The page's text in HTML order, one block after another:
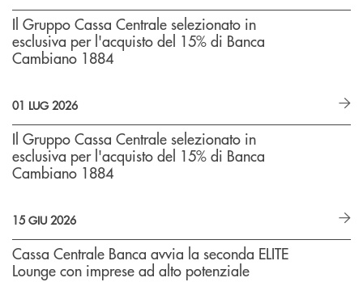
Il Gruppo Cassa Centrale selezionato in
esclusiva per l'acquisto del 15% di Banca
Cambiano 1884
01 LUG 2026
Il Gruppo Cassa Centrale selezionato in
esclusiva per l'acquisto del 15% di Banca
Cambiano 1884
15 GIU 2026
Cassa Centrale Banca avvia la seconda ELITE
Lounge con imprese ad alto potenziale